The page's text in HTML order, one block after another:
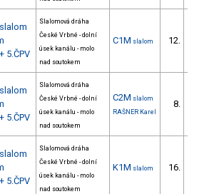
5.ČPV
Slalomová dráha
České Vrbné - dolní
úsek kanálu - molo
nad soutokem
C1M slalom 12.
5.ČPV
Slalomová dráha
České Vrbné - dolní
úsek kanálu - molo
nad soutokem
C2M slalom
RAŠNER Karel
8.
5.ČPV
Slalomová dráha
České Vrbné - dolní
úsek kanálu - molo
nad soutokem
K1M slalom 16.